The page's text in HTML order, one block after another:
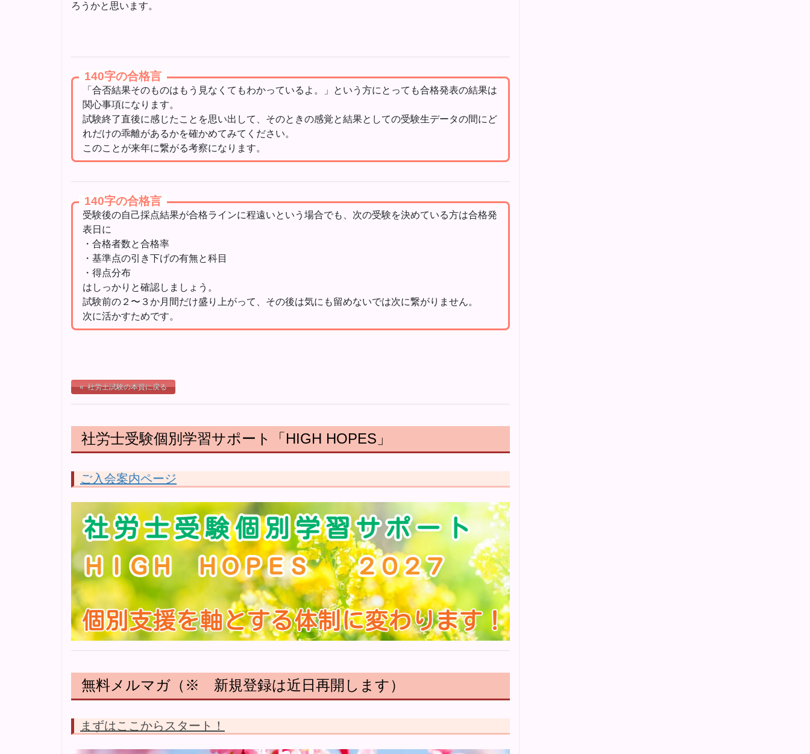
ろうかと思います。
140字の合格言
「合否結果そのものはもう見なくてもわかっているよ。」という方にとっても合格発表の結果は
関心事項になります。
試験終了直後に感じたことを思い出して、そのときの感覚と結果としての受験生データの間にど
れだけの乖離があるかを確かめてみてください。
このことが来年に繋がる考察になります。
140字の合格言
受験後の自己採点結果が合格ラインに程遠いという場合でも、次の受験を決めている方は合格発
表日に
・合格者数と合格率
・基準点の引き下げの有無と科目
・得点分布
はしっかりと確認しましょう。
試験前の２〜３か月間だけ盛り上がって、その後は気にも留めないでは次に繋がりません。
次に活かすためです。
« 社労士試験の本質に戻る
社労士受験個別学習サポート「HIGH HOPES」
ご入会案内ページ
無料メルマガ（※ 新規登録は近日再開します）
まずはここからスタート！